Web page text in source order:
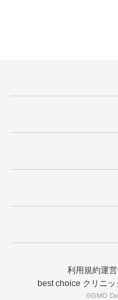
利用規約運
best choice クリニッ
©GMO